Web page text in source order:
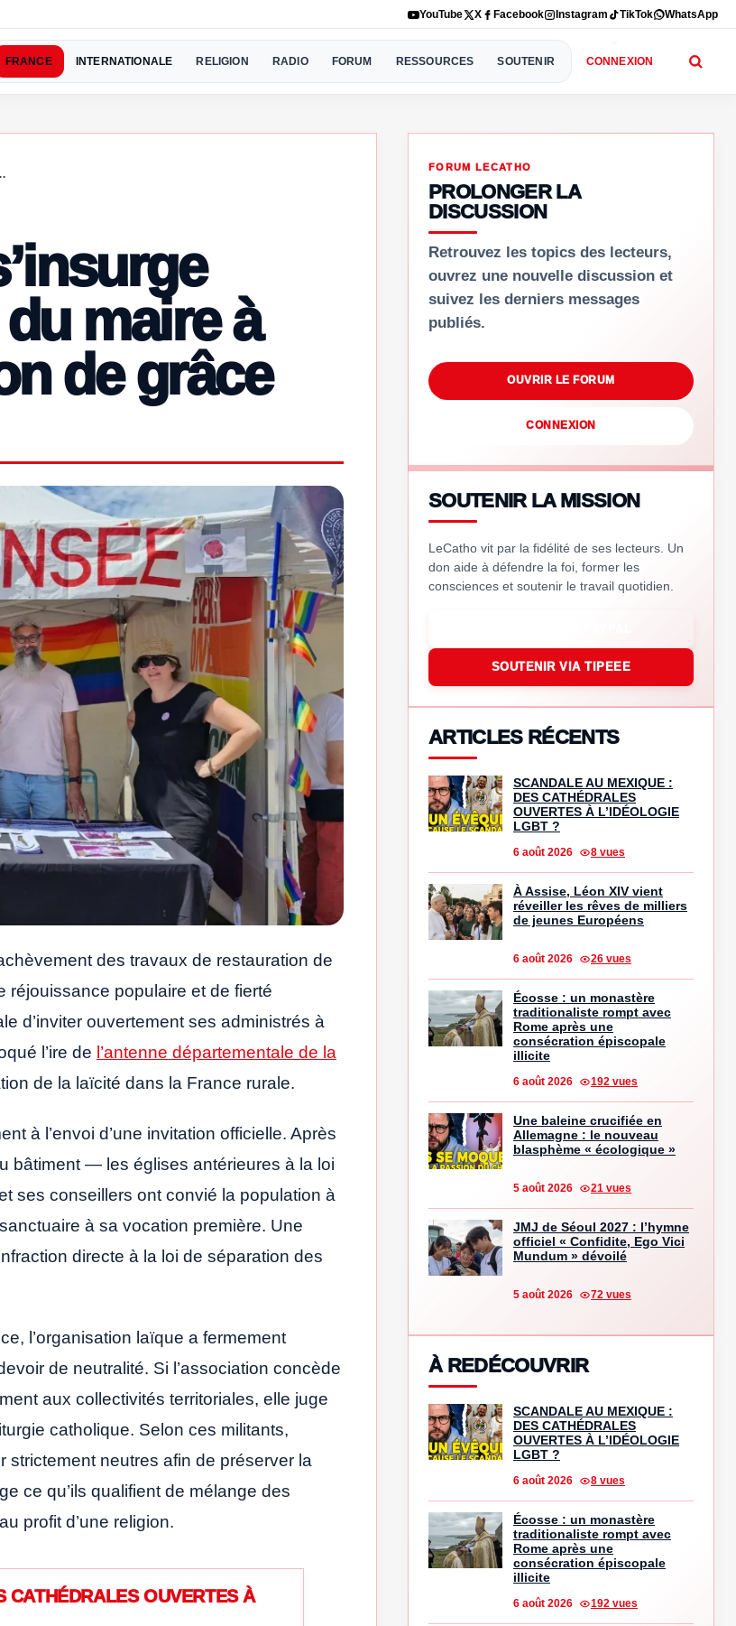
YouTube X Facebook Instagram TikTok WhatsApp
FRANCE INTERNATIONALE RELIGION RADIO FORUM RESSOURCES SOUTENIR CONNEXION
maire à
de grâce
des travaux de restauration de
réjouissance populaire et de fierté
d’inviter ouvertement ses administrés à
l’ire de l’antenne départementale de la
de la laïcité dans la France rurale.
à l’envoi d’une invitation officielle. Après
bâtiment — les églises antérieures à la loi
ses conseillers ont convié la population à
à sa vocation première. Une
directe à la loi de séparation des
l’organisation laïque a fermement
de neutralité. Si l’association concède
aux collectivités territoriales, elle juge
catholique. Selon ces militants,
strictement neutres afin de préserver la
ce qu’ils qualifient de mélange des
profit d’une religion.
CATHÉDRALES OUVERTES À
FORUM LECATHO
PROLONGER LA
DISCUSSION
Retrouvez les topics des lecteurs,
ouvrez une nouvelle discussion et
suivez les derniers messages
publiés.
OUVRIR LE FORUM
CONNEXION
SOUTENIR LA MISSION
LeCatho vit par la fidélité de ses lecteurs. Un
don aide à défendre la foi, former les
consciences et soutenir le travail quotidien.
SOUTENIR VIA TIPEEE
ARTICLES RÉCENTS
SCANDALE AU MEXIQUE :
DES CATHÉDRALES
OUVERTES À L’IDÉOLOGIE
LGBT ?
6 août 2026 8 vues
À Assise, Léon XIV vient
réveiller les rêves de milliers
de jeunes Européens
6 août 2026 26 vues
Écosse : un monastère
traditionaliste rompt avec
Rome après une
consécration épiscopale
illicite
6 août 2026 192 vues
Une baleine crucifiée en
Allemagne : le nouveau
blasphème « écologique »
5 août 2026 21 vues
JMJ de Séoul 2027 : l’hymne
officiel « Confidite, Ego Vici
Mundum » dévoilé
5 août 2026 72 vues
À REDÉCOUVRIR
SCANDALE AU MEXIQUE :
DES CATHÉDRALES
OUVERTES À L’IDÉOLOGIE
LGBT ?
6 août 2026 8 vues
Écosse : un monastère
traditionaliste rompt avec
Rome après une
consécration épiscopale
illicite
6 août 2026 192 vues